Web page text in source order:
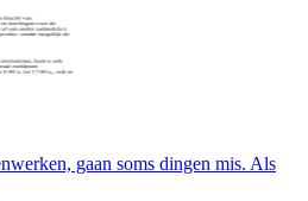
gaan soms dingen mis. Als